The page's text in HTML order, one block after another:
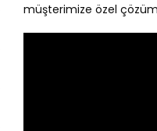
müşterimize özel